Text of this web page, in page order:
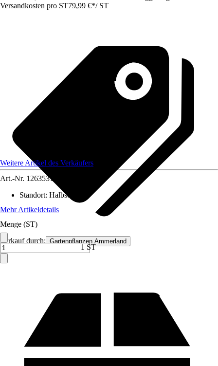
Versandkosten pro ST79,99 €*/ ST
Verkauf durch: Gartenpflanzen Ammerland
Weitere Artikel des Verkäufers
Art.-Nr. 12635318
Standort: Halbschatten
Mehr Artikeldetails
Menge (ST)
1 ST